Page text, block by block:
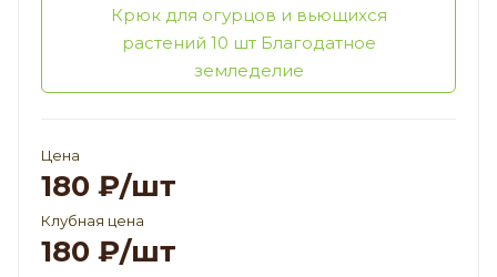
Крюк для огурцов и вьющихся
растений 10 шт Благодатное
земледелие
Цена
180 ₽/шт
Клубная цена
180 ₽/шт